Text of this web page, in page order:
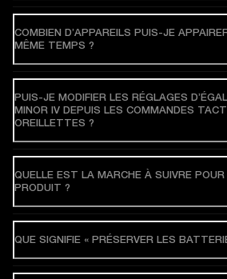
COMBIEN D’APPAREILS PUIS-JE
MÊME TEMPS ?
PUIS-JE MODIFIER LES RÉGLAGES
MINOR IV DEPUIS LES COMMANDES
OREILLETTES ?
QUELLE EST LA MARCHE À SUIVRE POUR
PRODUIT ?
QUE SIGNIFIE « PRÉSERVER LES